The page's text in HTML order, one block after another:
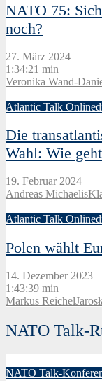
NATO 75:
noch?
27. März 2024
1:34:21 min
Veronika Wand-
Atlantic Talk
Die
Wahl: Wie
19. Februar 2024
Andreas Michaelis
Atlantic Talk
Polen wählt
14. Dezember 2023
1:43:39 min
Markus Reichel
NATO Talk-
NATO Talk-